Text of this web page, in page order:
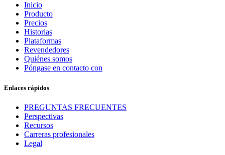
Inicio
Producto
Precios
Historias
Plataformas
Revendedores
Quiénes somos
Póngase en contacto con
Enlaces rápidos
PREGUNTAS FRECUENTES
Perspectivas
Recursos
Carreras profesionales
Legal